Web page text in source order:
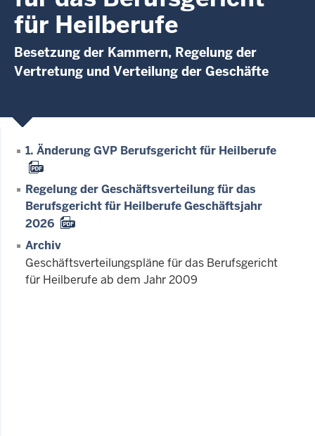
für Heilberufe
Besetzung der Kammern, Regelung der
Vertretung und Verteilung der Geschäfte
1. Änderung GVP Berufsgericht für Heilberufe
Regelung der Geschäftsverteilung für das
Berufsgericht für Heilberufe Geschäftsjahr
2026
Archiv
Geschäftsverteilungspläne für das Berufsgericht
für Heilberufe ab dem Jahr 2009